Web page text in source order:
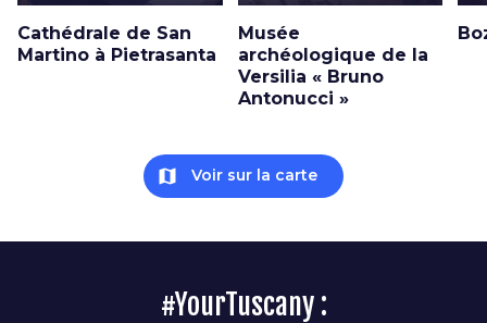
Cathédrale de San
Martino à Pietrasanta
Musée
archéologique de la
Versilia « Bruno
Antonucci »
map Voir sur la carte
#YourTuscany :